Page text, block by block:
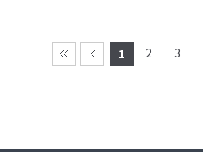
1 2 3